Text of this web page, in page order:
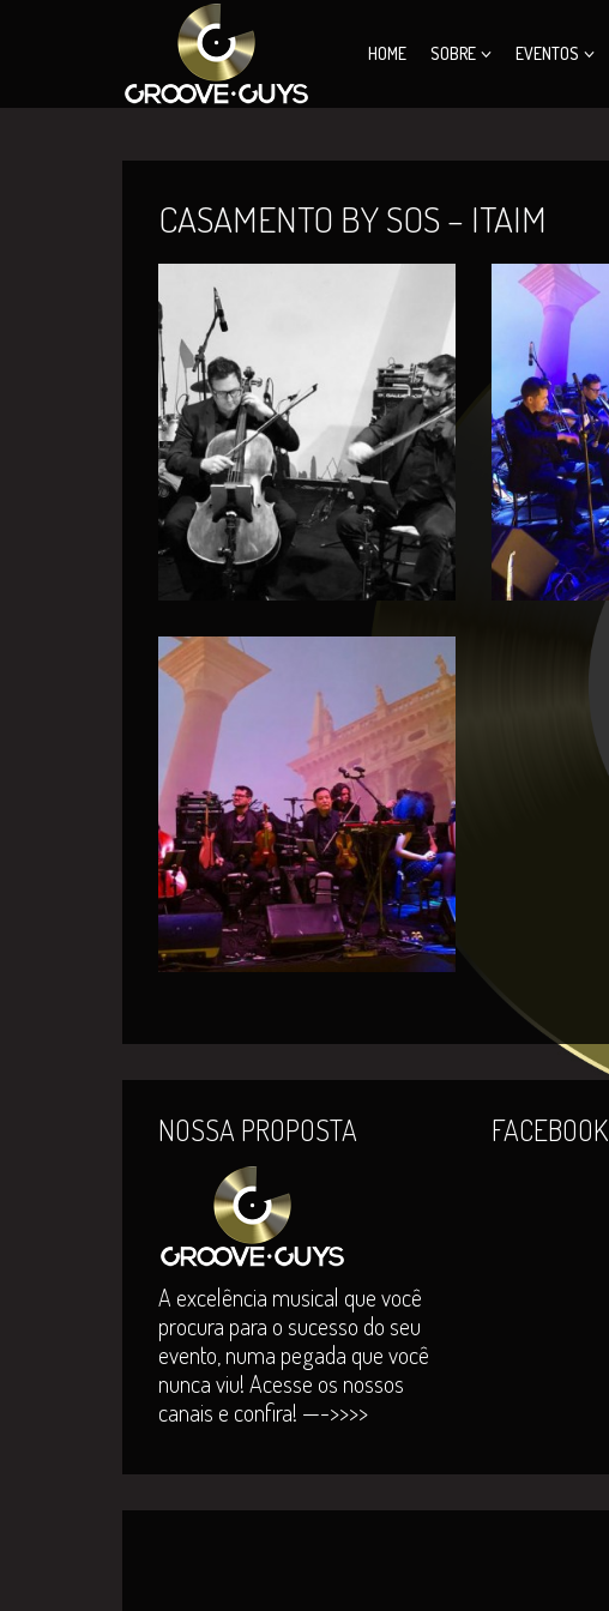
HOME SOBRE EVENTOS
CASAMENTO BY SOS – ITAIM
NOSSA PROPOSTA
A excelência musical que você
procura para o sucesso do seu
evento, numa pegada que você
nunca viu! Acesse os nossos
canais e confira! —->>>>
FACEBOOK